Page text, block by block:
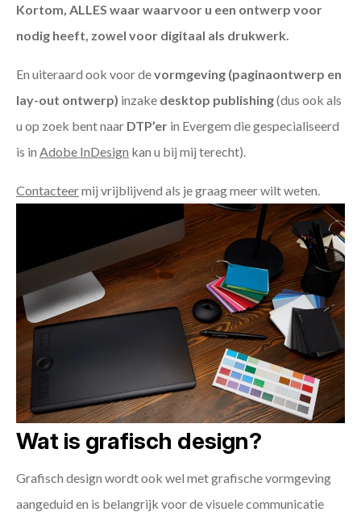
Kortom, ALLES waar waarvoor u een ontwerp voor
nodig heeft, zowel voor digitaal als drukwerk.
En uiteraard ook voor devormgeving (paginaontwerp en
lay-out ontwerp) inzake desktop publishing(dus ook als
u op zoek bent naar DTP’er in Evergem die gespecialiseerd
is in Adobe InDesign kan u bij mij terecht).
Contacteermij vrijblijvend als je graag meer wilt weten.
Wat is grafisch design?
Grafisch design wordt ook wel met grafische vormgeving
aangeduid en is belangrijk voor de visuele communicatie